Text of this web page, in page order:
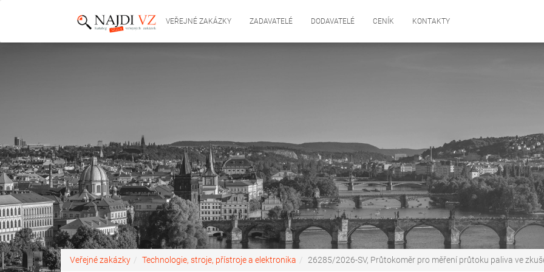
VEŘEJNÉ ZAKÁZKY ZADAVATELÉ DODAVATELÉ CENÍK KONTAKTY
Veřejné zakázky Technologie, stroje, přístroje a elektronika 26285/2026-SV, Průtokoměr pro měření průtoku paliva ve